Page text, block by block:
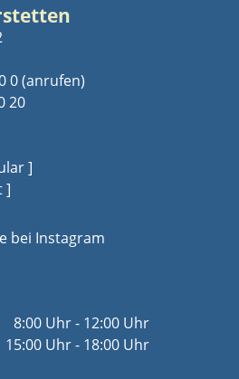
0
20
]
]
bei Instagram
8:00 Uhr - 12:00 Uhr
15:00 Uhr - 18:00 Uhr